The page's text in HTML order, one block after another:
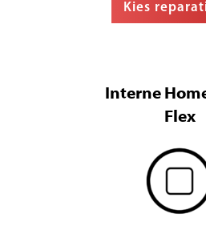
Kies
Interne
Flex